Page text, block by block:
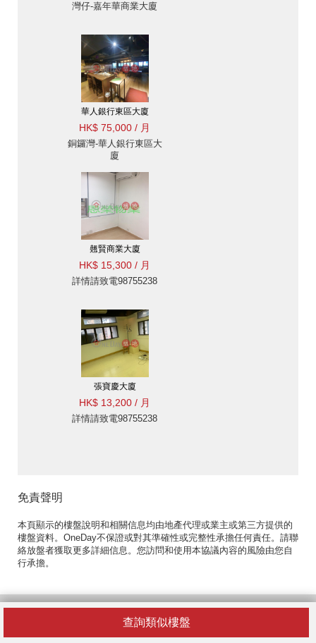
查詢類似樓盤
灣仔-嘉年華商業大廈
華人銀行東區大廈
HK$ 75,000 / 月
銅鑼灣-華人銀行東區大
廈
翹賢商業大廈
HK$ 15,300 / 月
詳情請致電98755238
張寶慶大廈
HK$ 13,200 / 月
詳情請致電98755238
免責聲明
本頁顯示的樓盤說明和相關信息均由地產代理或業主或第三方提供的
樓盤資料。OneDay不保證或對其準確性或完整性承擔任何責任。請聯
絡放盤者獲取更多詳細信息。您訪問和使用本協議內容的風險由您自
行承擔。